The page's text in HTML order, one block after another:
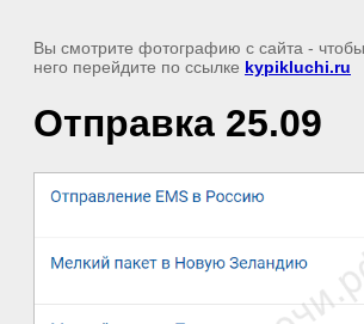
Вы смотрите фотографию с сайта -
него перейдите по ссылке kypikluchi.ru
Отправка 25.09